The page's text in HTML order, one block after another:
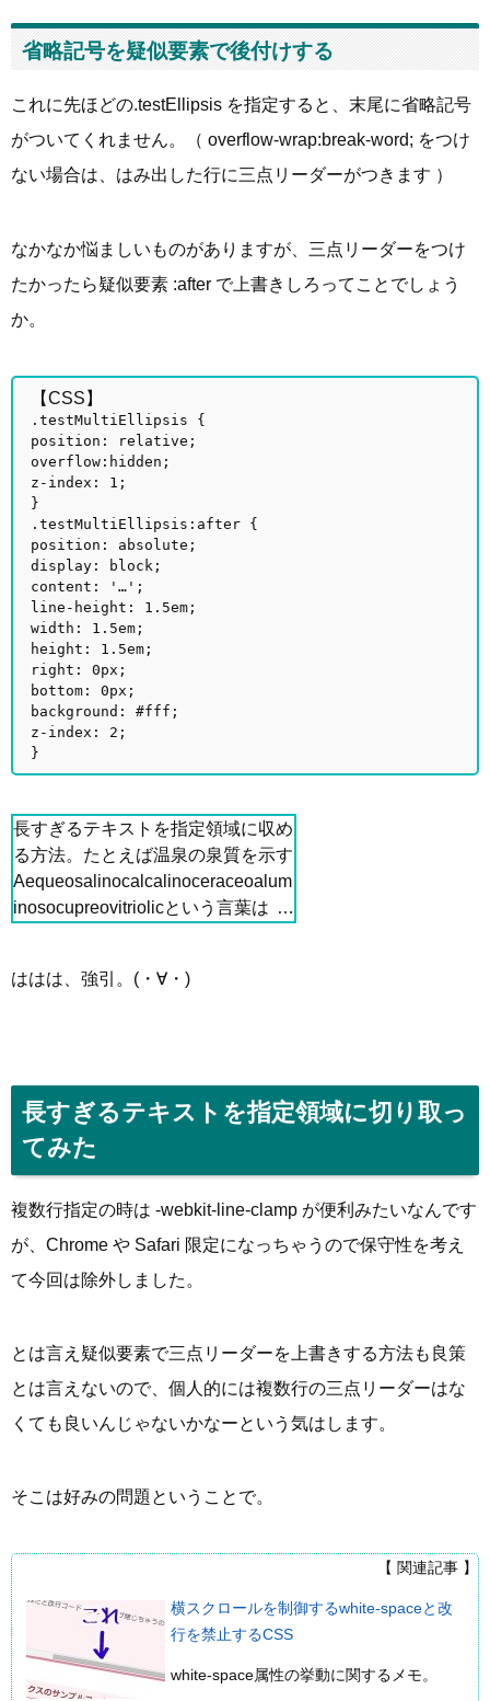
省略記号を疑似要素で後付けする
これに先ほどの.testEllipsis を指定すると、末尾に省略記号
がついてくれません。（ overflow-wrap:break-word; をつけ
ない場合は、はみ出した行に三点リーダーがつきます ）
なかなか悩ましいものがありますが、三点リーダーをつけ
たかったら疑似要素 :after で上書きしろってことでしょう
か。
【CSS】
.testMultiEllipsis {
position: relative;
overflow:hidden;
z-index: 1;
}
.testMultiEllipsis:after {
position: absolute;
display: block;
content: '…';
line-height: 1.5em;
width: 1.5em;
height: 1.5em;
right: 0px;
bottom: 0px;
background: #fff;
z-index: 2;
}
長すぎるテキストを指定領域に収め
る方法。たとえば温泉の泉質を示す
Aequeosalinocalcalinoceraceoalum
inosocupreovitriolicという言葉はハ
ははは、強引。(・∀・)
長すぎるテキストを指定領域に切り取っ
てみた
複数行指定の時は -webkit-line-clamp が便利みたいなんです
が、Chrome や Safari 限定になっちゃうので保守性を考え
て今回は除外しました。
とは言え疑似要素で三点リーダーを上書きする方法も良策
とは言えないので、個人的には複数行の三点リーダーはな
くても良いんじゃないかなーという気はします。
そこは好みの問題ということで。
【 関連記事 】
横スクロールを制御するwhite-spaceと改
行を禁止するCSS
white-space属性の挙動に関するメモ。